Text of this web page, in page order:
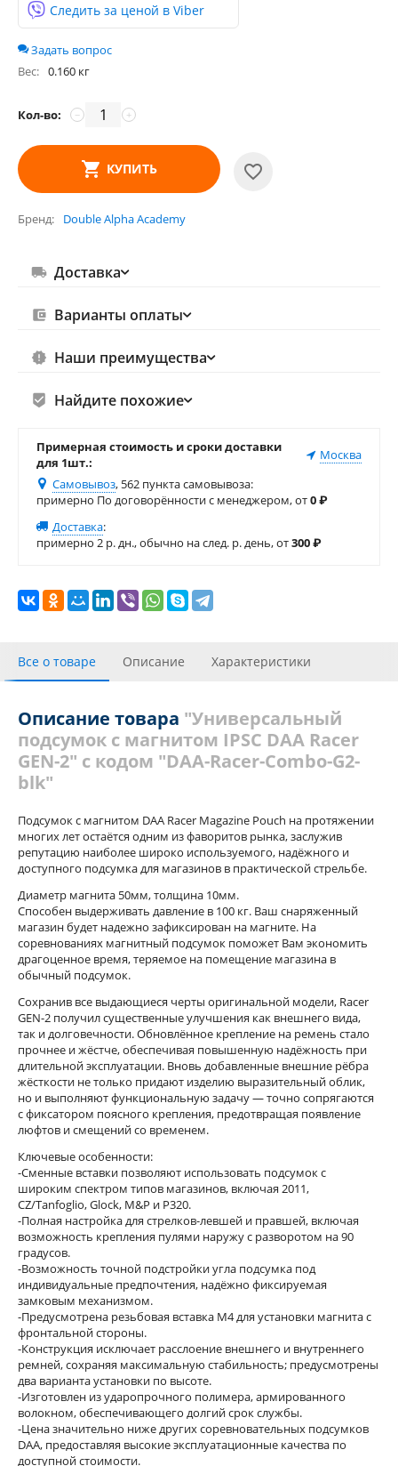
Следить за ценой в Viber
Задать вопрос
Вес: 0.160 кг
Кол-во: +
−
КУПИТЬ
Бренд Double Alpha Academy
Доставка
Варианты оплаты
Наши преимущества
Найдите похожие
Примерная стоимость и сроки доставки
для 1шт.:
Москва
Самовывоз, 562 пункта самовывоза:
примерно По договорённости с менеджером, от0₽
Доставка:
примерно 2 р. дн., обычно на след. р. день, от300₽
Все о товаре Описание Характеристики
Описание товара "Универсальный
подсумок с магнитом IPSC DAA Racer
GEN-2" с кодом "DAA-Racer-Сombo-G2-
blk"
Подсумок с магнитом DAA Racer Magazine Pouch на протяжении
многих лет остаётся одним из фаворитов рынка, заслужив
репутацию наиболее широко используемого, надёжного и
доступного подсумка для магазинов в практической стрельбе.
Диаметр магнита 50мм, толщина 10мм.
Способен выдерживать давление в 100 кг. Ваш снаряженный
магазин будет надежно зафиксирован на магните. На
соревнованиях магнитный подсумок поможет Вам экономить
драгоценное время, теряемое на помещение магазина в
обычный подсумок.
Сохранив все выдающиеся черты оригинальной модели, Racer
GEN-2 получил существенные улучшения как внешнего вида,
так и долговечности. Обновлённое крепление на ремень стало
прочнее и жёстче, обеспечивая повышенную надёжность при
длительной эксплуатации. Вновь добавленные внешние рёбра
жёсткости не только придают изделию выразительный облик,
но и выполняют функциональную задачу — точно сопрягаются
с фиксатором поясного крепления, предотвращая появление
люфтов и смещений со временем.
Ключевые особенности:
-Сменные вставки позволяют использовать подсумок с
широким спектром типов магазинов, включая 2011,
CZ/Tanfoglio, Glock, M&P и P320.
-Полная настройка для стрелков-левшей и правшей, включая
возможность крепления пулями наружу с разворотом на 90
градусов.
-Возможность точной подстройки угла подсумка под
индивидуальные предпочтения, надёжно фиксируемая
замковым механизмом.
-Предусмотрена резьбовая вставка M4 для установки магнита с
фронтальной стороны.
-Конструкция исключает расслоение внешнего и внутреннего
ремней, сохраняя максимальную стабильность; предусмотрены
два варианта установки по высоте.
-Изготовлен из ударопрочного полимера, армированного
волокном, обеспечивающего долгий срок службы.
-Цена значительно ниже других соревновательных подсумков
DAA, предоставляя высокие эксплуатационные качества по
доступной стоимости.